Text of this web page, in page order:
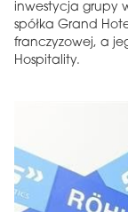
inwestycja grupy
spółka Grand
franczyzowej, a
Hospitality.